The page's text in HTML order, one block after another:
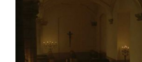
korunovace Karla VI. českým
hradě, svatba s Františkem
v augustiniánském kostele ve Vídni
korunovace Marie Terezie uherskou
v Dómu Sv. Martina v dnešní